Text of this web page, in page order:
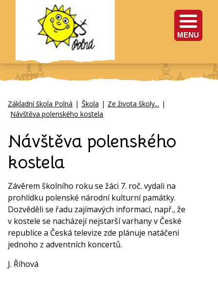
MENU
Základní škola Polná | Škola | Ze života školy... |
Návštěva polenského kostela
Návštěva polenského
kostela
Závěrem školního roku se žáci 7. roč. vydali na
prohlídku polenské národní kulturní památky.
Dozvěděli se řadu zajímavých informací, např., že
v kostele se nacházejí nejstarší varhany v České
republice a Česká televize zde plánuje natáčení
jednoho z adventních koncertů.
J. Říhová